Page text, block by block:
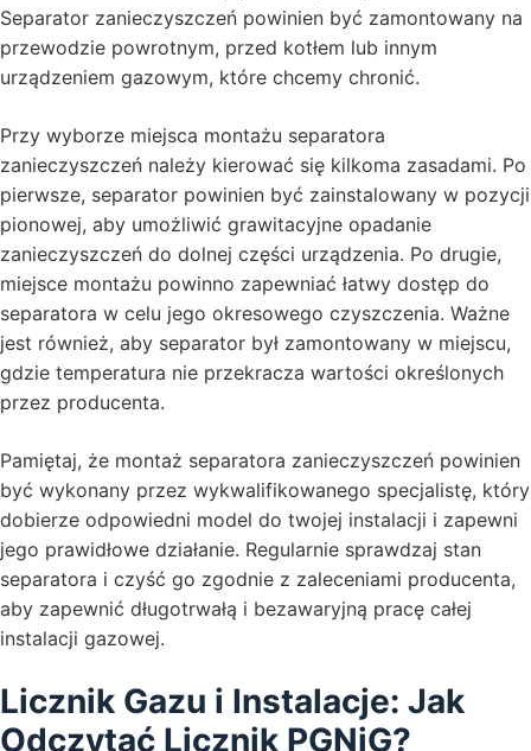
Separator zanieczyszczeń powinien być zamontowany na
przewodzie powrotnym, przed kotłem lub innym
urządzeniem gazowym, które chcemy chronić.
Przy wyborze miejsca montażu separatora
zanieczyszczeń należy kierować się kilkoma zasadami. Po
pierwsze, separator powinien być zainstalowany w pozycji
pionowej, aby umożliwić grawitacyjne opadanie
zanieczyszczeń do dolnej części urządzenia. Po drugie,
miejsce montażu powinno zapewniać łatwy dostęp do
separatora w celu jego okresowego czyszczenia. Ważne
jest również, aby separator był zamontowany w miejscu,
gdzie temperatura nie przekracza wartości określonych
przez producenta.
Pamiętaj, że montaż separatora zanieczyszczeń powinien
być wykonany przez wykwalifikowanego specjalistę, który
dobierze odpowiedni model do twojej instalacji i zapewni
jego prawidłowe działanie. Regularnie sprawdzaj stan
separatora i czyść go zgodnie z zaleceniami producenta,
aby zapewnić długotrwałą i bezawaryjną pracę całej
instalacji gazowej.
Licznik Gazu i Instalacje: Jak
Odczytać Licznik PGNiG?